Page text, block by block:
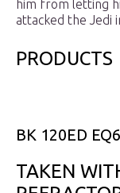
him from letting
attacked the Jedi
PRODUCTS
BK 120ED
TAKEN